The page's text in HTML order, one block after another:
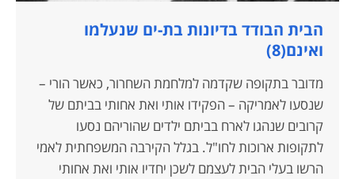
הבית הבודד בדיונות בת-ים שנעלמו
ואינם(8)
מדובר בתקופה שקדמה למלחמת השחרור, כאשר הורי –
שנסעו לאמריקה – הפקידו אותי ואת אחותי בביתם של
קרובים שנהגו לארח בביתם ילדים שהוריהם נסעו
לתקופות ארוכות לחו"ל. בגלל הקירבה המשפחתית לאמי
הרשו בעלי הבית לעצמם לשכן יחדיו אותי ואת אחותי